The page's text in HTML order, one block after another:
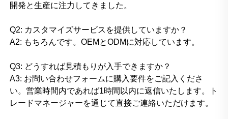
開発と生産に注力してきました。
Q2: カスタマイズサービスを提供していますか？
A2: もちろんです。OEMとODMに対応しています。
Q3: どうすれば見積もりが入手できますか？
A3: お問い合わせフォームに購入要件をご記入くださ
い。営業時間内であれば1時間以内に返信いたします。ト
レードマネージャーを通じて直接ご連絡いただけます。